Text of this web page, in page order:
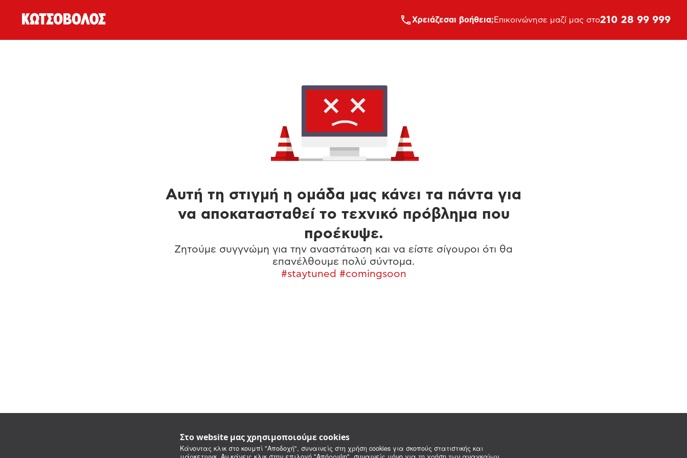
Στο website μας χρησιμοποιούμε cookies
Κάνοντας κλικ στο κουμπί "Αποδοχή", συναινείς στη χρήση cookies για σκοπούς στατιστικής και
Xρειάζεσαι βοήθεια; Επικοινώνησε μαζί μας στο210 28 99 999
Αυτή τη στιγμή η ομάδα μας κάνει τα πάντα για
να αποκατασταθεί το τεχνικό πρόβλημα που
προέκυψε.
Ζητούμε συγγνώμη για την αναστάτωση και να είστε σίγουροι ότι θα
επανέλθουμε πολύ σύντομα.
#staytuned #comingsoon